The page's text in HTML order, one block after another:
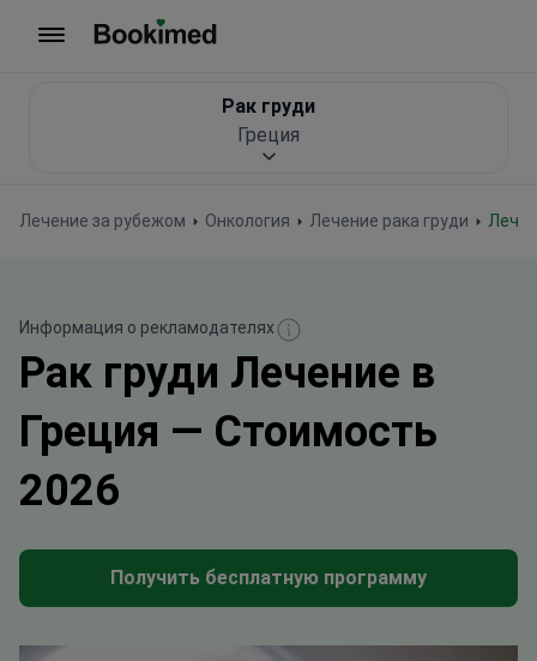
Лечение за рубежом Онкология Лечение рака груди
Рак груди
Греция
Информация о рекламодателях
Рак груди Лечение в
Греция — Стоимость
2026
Получить бесплатную программу